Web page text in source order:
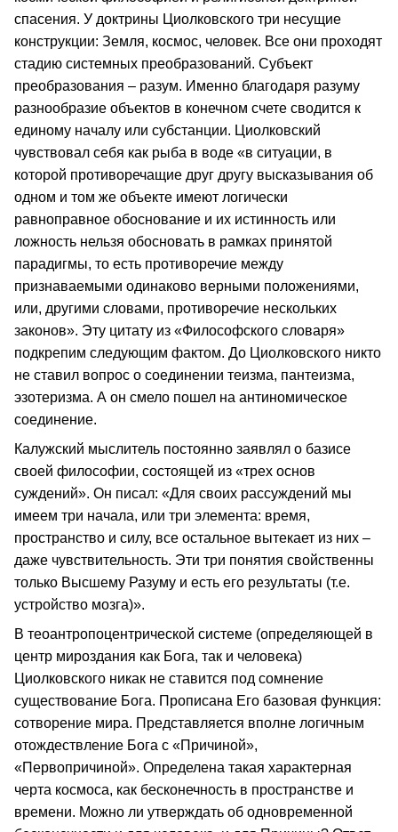
спасения. У доктрины Циолковского три несущие
конструкции: Земля, космос, человек. Все они проходят
стадию системных преобразований. Субъект
преобразования – разум. Именно благодаря разуму
разнообразие объектов в конечном счете сводится к
единому началу или субстанции. Циолковский
чувствовал себя как рыба в воде «в ситуации, в
которой противоречащие друг другу высказывания об
одном и том же объекте имеют логически
равноправное обоснование и их истинность или
ложность нельзя обосновать в рамках принятой
парадигмы, то есть противоречие между
признаваемыми одинаково верными положениями,
или, другими словами, противоречие нескольких
законов». Эту цитату из «Философского словаря»
подкрепим следующим фактом. До Циолковского никто
не ставил вопрос о соединении теизма, пантеизма,
эзотеризма. А он смело пошел на антиномическое
соединение.
Калужский мыслитель постоянно заявлял о базисе
своей философии, состоящей из «трех основ
суждений». Он писал: «Для своих рассуждений мы
имеем три начала, или три элемента: время,
пространство и силу, все остальное вытекает из них –
даже чувствительность. Эти три понятия свойственны
только Высшему Разуму и есть его результаты (т.е.
устройство мозга)».
В теоантропоцентрической системе (определяющей в
центр мироздания как Бога, так и человека)
Циолковского никак не ставится под сомнение
существование Бога. Прописана Его базовая функция:
сотворение мира. Представляется вполне логичным
отождествление Бога с «Причиной»,
«Первопричиной». Определена такая характерная
черта космоса, как бесконечность в пространстве и
времени. Можно ли утверждать об одновременной